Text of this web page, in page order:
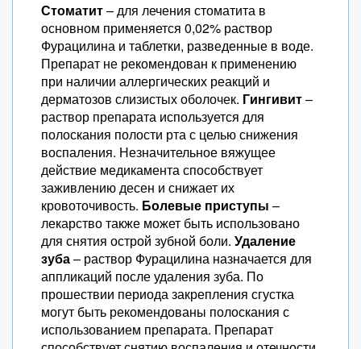
Стоматит– для лечения стоматита в
основном применяется 0,02% раствор
Фурацилина и таблетки, разведенные в воде.
Препарат не рекомендован к применению
при наличии аллергических реакций и
дерматозов слизистых оболочек. Гингивит–
раствор препарата используется для
полоскания полости рта с целью снижения
воспаления. Незначительное вяжущее
действие медикамента способствует
заживлению десен и снижает их
кровоточивость. Болевые приступы –
лекарство также может быть использовано
для снятия острой зубной боли. Удаление
зуба– раствор Фурацилина назначается для
аппликаций после удаления зуба. По
прошествии периода закрепления сгустка
могут быть рекомендованы полоскания с
использованием препарата. Препарат